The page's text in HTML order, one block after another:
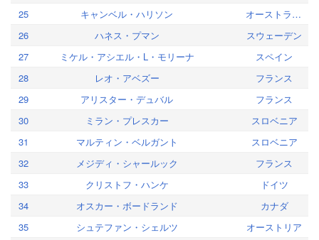
25
キャンベル・ハリソン
オーストラリア
26
ハネス・プマン
スウェーデン
27
ミケル・アシエル・L・モリーナ
スペイン
28
レオ・アベズー
フランス
29
アリスター・デュバル
フランス
30
ミラン・プレスカー
スロベニア
31
マルティン・ベルガント
スロベニア
32
メジディ・シャールック
フランス
33
クリストフ・ハンケ
ドイツ
34
オスカー・ボードランド
カナダ
35
シュテファン・シェルツ
オーストリア